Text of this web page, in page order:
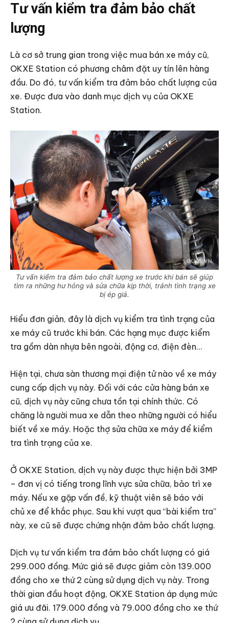
Tư vấn kiểm tra đảm bảo chất
lượng
Là cơ sở trung gian trong việc mua bán xe máy cũ,
OKXE Station có phương châm đặt uy tín lên hàng
đầu. Do đó, tư vấn kiểm tra đảm bảo chất lượng của
xe. Được đưa vào danh mục dịch vụ của OKXE
Station.
Tư vấn kiểm tra đảm bảo chất lượng xe trước khi bán sẽ giúp
tìm ra những hư hỏng và sửa chữa kịp thời, tránh tình trạng xe
bị ép giá.
Hiểu đơn giản, đây là dịch vụ kiểm tra tình trạng của
xe máy cũ trước khi bán. Các hạng mục được kiểm
tra gồm dàn nhựa bên ngoài, động cơ, điện đèn…
Hiện tại, chưa sàn thương mại điện tử nào về xe máy
cung cấp dịch vụ này. Đối với các cửa hàng bán xe
cũ, dịch vụ này cũng chưa tồn tại chính thức. Có
chăng là người mua xe dẫn theo những người có hiểu
biết về xe máy. Hoặc thợ sửa chữa xe máy để kiểm
tra tình trạng của xe.
Ở OKXE Station, dịch vụ này được thực hiện bởi 3MP
– đơn vị có tiếng trong lĩnh vực sửa chữa, bảo trì xe
máy. Nếu xe gặp vấn đề, kỹ thuật viên sẽ báo với
chủ xe để khắc phục. Sau khi vượt qua “bài kiểm tra”
này, xe cũ sẽ được chứng nhận đảm bảo chất lượng.
Dịch vụ tư vấn kiểm tra đảm bảo chất lượng có giá
299.000 đồng. Mức giá sẽ được giảm còn 139.000
đồng cho xe thứ 2 cùng sử dụng dịch vụ này. Trong
thời gian đầu hoạt động, OKXE Station áp dụng mức
giá ưu đãi. 179.000 đồng và 79.000 đồng cho xe thứ